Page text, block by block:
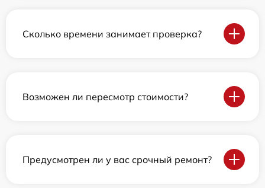
Сколько времени занимает проверка?
Возможен ли пересмотр стоимости?
Предусмотрен ли у вас срочный ремонт?